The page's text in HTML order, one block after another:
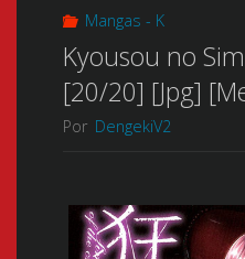
Mangas - K
Kyousou no
[20/20] [Jpg]
Por DengekiV2